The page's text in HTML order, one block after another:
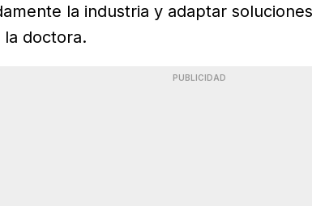
la industria y adaptar
la doctora.
PUBLICIDAD